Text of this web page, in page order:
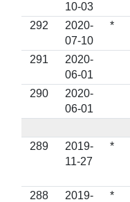
10-03
292
2020-
07-10
*
291
2020-
06-01
290
2020-
06-01
289
2019-
11-27
*
288
2019-
*